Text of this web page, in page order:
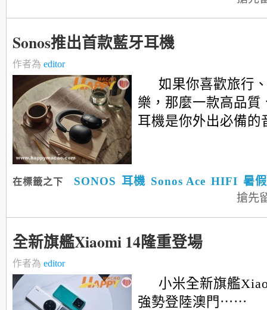
Sonos推出首款藍牙耳機
作者為 editor
如果你喜歡旅行
樂，那麼一款高品質
耳機是你外出必備
在標籤之下 SONOS 耳機 Sonos Ace HIFI 暑假
搶先
全新旗艦Xiaomi 14隆重登場
作者為 editor
小米全新旗艦
強勢登陸澳門⋯⋯